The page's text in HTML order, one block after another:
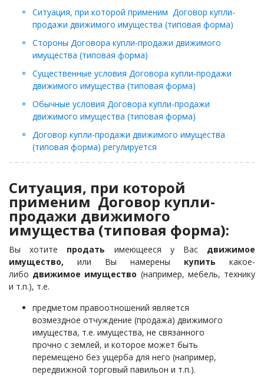
Ситуация, при которой применим Договор купли-
продажи движимого имущества (типовая форма)
Стороны Договора купли-продажи движимого
имущества (типовая форма)
Существенные условия Договора купли-продажи
движимого имущества (типовая форма)
Обычные условия Договора купли-продажи
движимого имущества (типовая форма)
Договор купли-продажи движимого имущества
(типовая форма) регулируется
Ситуация, при которой
применим Договор купли-
продажи движимого
имущества (типовая форма):
Вы хотите продать имеющееся у Вас движимое
имущество, или Вы намерены купить какое-
либо движимое имущество (например, мебель, технику
и т.п.), т.е.
предметом правоотношений является
возмездное отчуждение (продажа) движимого
имущества, т.е. имущества, не связанного
прочно с землей, и которое может быть
перемещено без ущерба для него (например,
передвижной торговый павильон и т.п.).